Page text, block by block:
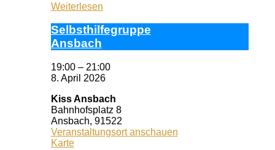
Weiterlesen
Selbst­hil­fe­grup­pe
Ans­bach
19:00 – 21:00
8. April 2026
Kiss Ansbach
Bahnhofsplatz 8
Ansbach, 91522
Veranstaltungsort anschauen
KarteKiss